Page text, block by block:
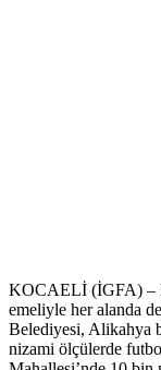
KOCAELİ (İGFA) –
emeliyle her alanda
Belediyesi, Alikahya
nizami ölçülerde